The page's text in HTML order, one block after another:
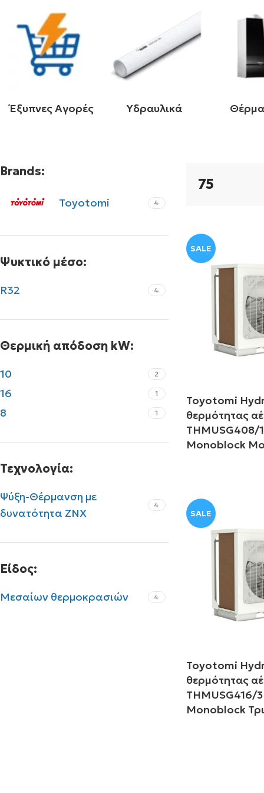
Έξυπνες Αγορές Υδραυλικά
Brands:
Toyotomi 4
Ψυκτικό μέσο:
R32 4
Θερμική απόδοση kW:
10 2
16 1
8 1
Τεχνολογία:
Ψύξη-Θέρμανση με
δυνατότητα ΖΝΧ
4
Είδος:
Μεσαίων θερμοκρασιών 4
75
SALE
Toyotomi
θερμότητας
THMUSG408/
Monoblock
SALE
Toyotomi
θερμότητας
THMUSG416/
Monoblock